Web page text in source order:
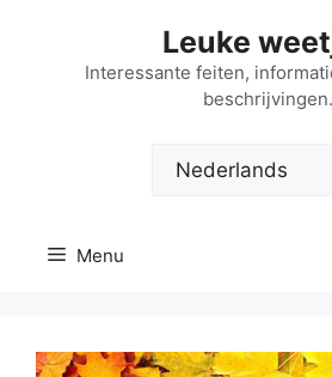
Leuke
Interessante feiten,
beschrijvingen.
Kies
Menu